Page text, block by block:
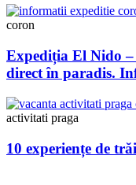
coron
Expediția El Nido
direct în paradis.
activitati praga
10 experiențe de